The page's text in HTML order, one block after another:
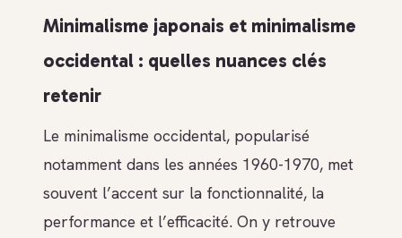
Minimalisme japonais et minimalisme
occidental : quelles nuances clés
retenir
Le minimalisme occidental, popularisé
notamment dans les années 1960-1970, met
souvent l’accent sur la fonctionnalité, la
performance et l’efficacité. On y retrouve